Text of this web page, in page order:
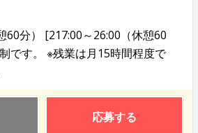
60分） [217:00～26:00（休憩60
です。 ※残業は月15時間程度で
応募する